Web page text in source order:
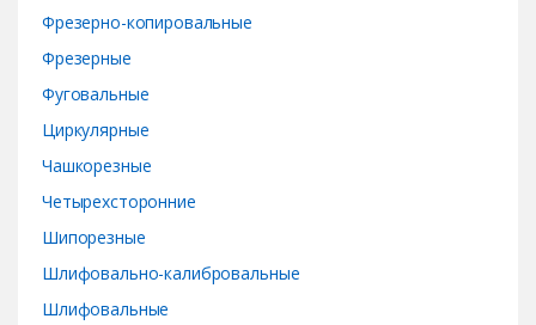
Фрезерно-копировальные
Фрезерные
Фуговальные
Циркулярные
Чашкорезные
Четырехсторонние
Шипорезные
Шлифовально-калибровальные
Шлифовальные